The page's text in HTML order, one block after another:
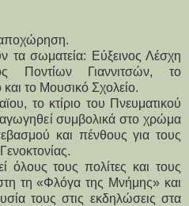
τα σωματεία: Εύξεινος Λέσχη
Ποντίων Γιαννιτσών, το
το Μουσικό Σχολείο.
το κτίριο του Πνευματικού
συμβολικά στο χρώμα
και πένθους για τους
τους πολίτες και τους
τη «Φλόγα της Μνήμης» και
τους στις εκδηλώσεις στα